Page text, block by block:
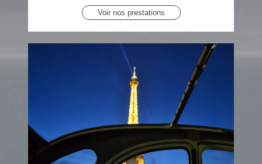
Voir nos prestations